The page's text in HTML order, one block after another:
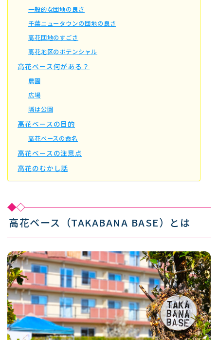
一般的な団地の良さ
千葉ニュータウンの団地の良さ
高花団地のすごさ
高花地区のポテンシャル
高花ベース何がある？
農園
広場
隣は公園
高花ベースの目的
高花ベースの命名
高花ベースの注意点
高花のむかし話
高花ベース（TAKABANA BASE）とは